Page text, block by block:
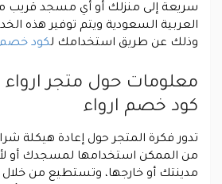
سريعة إلى منزلك أو أي مسجد قريب
العربية السعودية ويتم توفير هذه
وذلك عن طريق استخدامك لكود خصم
معلومات حول متجر
كود خصم ارواء
تدور فكرة المتجر حول إعادة هيكلة
من الممكن استخدامها لمسجدك أو
مدينتك أو خارجها، وتستطيع من